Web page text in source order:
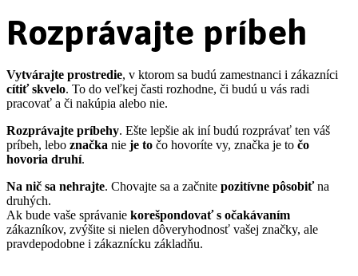
Rozprávajte príbeh
Vytvárajte prostredie, v ktorom sa budú zamestnanci i zákazníci
cítiť skvelo. To do veľkej časti rozhodne, či budú u vás radi
pracovať a či nakúpia alebo nie.
Rozprávajte príbehy. Ešte lepšie ak iní budú rozprávať ten váš
príbeh, lebo značka nie je to čo hovoríte vy, značka je to čo
hovoria druhí.
Na nič sa nehrajte. Chovajte sa a začnite pozitívne pôsobiťna
druhých.
Ak bude vaše správanie korešpondovať s očakávaním
zákazníkov, zvýšite si nielen dôveryhodnosť vašej značky, ale
pravdepodobne i zákaznícku základňu.